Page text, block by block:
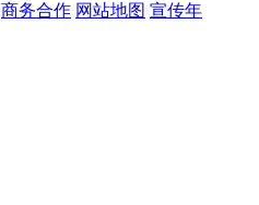
商务合作 网站地图 宣传年